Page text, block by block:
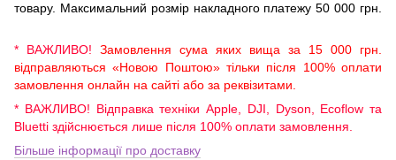
товару. Максимальний розмір накладного платежу 50 000 грн.
* ВАЖЛИВО! Замовлення сума яких вища за 15 000 грн.
відправляються «Новою Поштою» тільки після 100% оплати
замовлення онлайн на сайті або за реквізитами.
* ВАЖЛИВО! Відправка техніки Apple, DJI, Dyson, Ecoflow та
Bluetti здійснюється лише після 100% оплати замовлення.
Більше інформації про доставку